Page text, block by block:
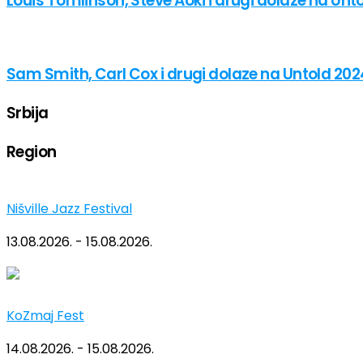
Sam Smith, Carl Cox i drugi dolaze na Untold
Srbija
Region
Nišville Jazz Festival
13.08.2026. - 15.08.2026.
KoZmaj Fest
14.08.2026. - 15.08.2026.